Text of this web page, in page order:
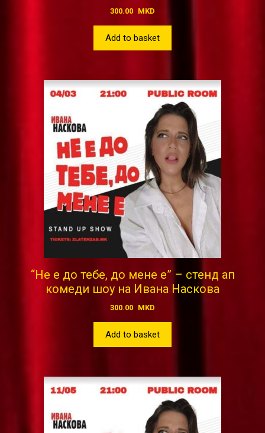
300.00 MKD
Add to basket
“Не е до тебе, до мене е” – стенд ап
комеди шоу на Ивана Наскова
300.00 MKD
Add to basket